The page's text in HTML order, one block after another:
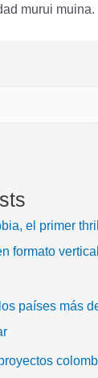
murui muina.
el primer
formato
países más